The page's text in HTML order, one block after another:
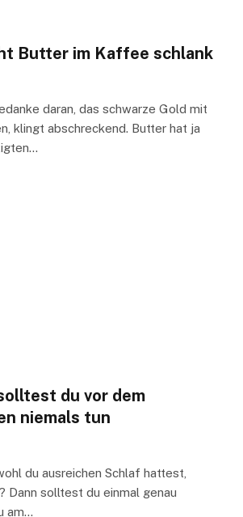
Butter im Kaffee schlank
daran, das schwarze Gold mit
klingt abschreckend. Butter hat ja
du vor dem
niemals tun
du ausreichen Schlaf hattest,
Dann solltest du einmal genau
am…